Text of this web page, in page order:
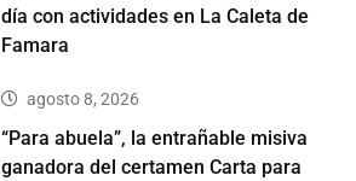
día con actividades en La Caleta de
Famara
agosto 8, 2026
“Para abuela”, la entrañable misiva
ganadora del certamen Carta para